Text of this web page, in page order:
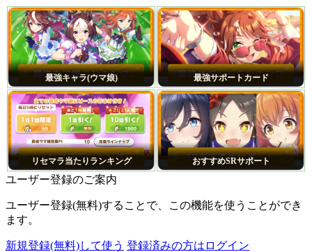
最強キャラ(ウマ娘) 最強サポートカード
リセマラ当たりランキング おすすめSRサポート
ユーザー登録のご案内
ユーザー登録(無料)することで、この機能を使うことができ
ます。
新規登録(無料)して使う 登録済みの方はログイン